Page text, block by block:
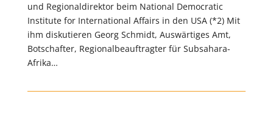
und Regionaldirektor beim National Democratic
Institute for International Affairs in den USA (*2) Mit
ihm diskutieren Georg Schmidt, Auswärtiges Amt,
Botschafter, Regionalbeauftragter für Subsahara-
Afrika…